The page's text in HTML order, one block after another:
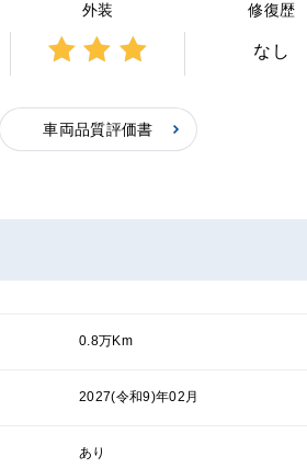
外装
3点の
評価
修復歴
なし
車両品質評価書
0.8万Km
2027(令和9)年02月
あり